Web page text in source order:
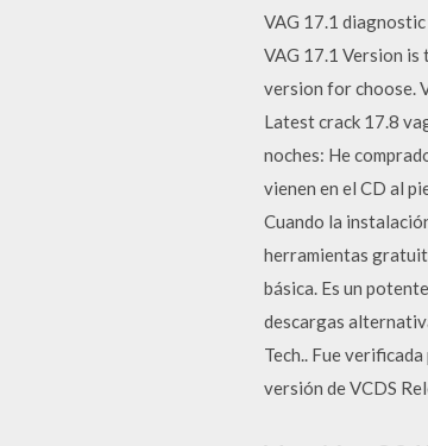
VAG 17.1
VAG 17.1 Version
version for choose.
Latest crack 17.8
noches: He
vienen en el CD al
Cuando la
herramientas
básica. Es un
descargas
Tech.. Fue
versión de VCDS